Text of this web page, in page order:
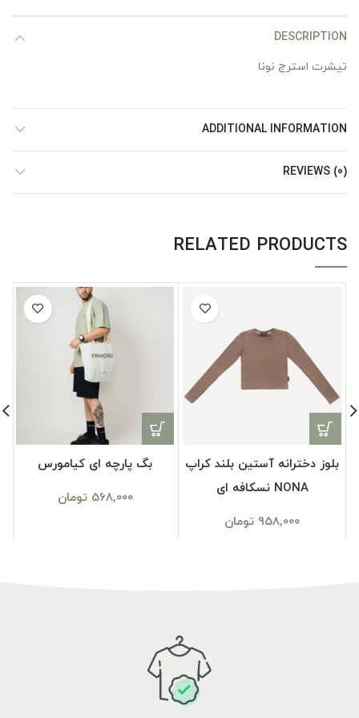
DESCRIPTION
تیشرت استرج نونا
ADDITIONAL INFORMATION
REVIEWS (0)
RELATED PRODUCTS
بلوز دخترانه آستین بلند کراپ
NONA نسکافه ای
958,000 تومان
بگ پارچه ای کیامورس
568,000 تومان